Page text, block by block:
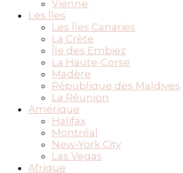
Vienne
Les îles
Les Îles Canaries
La Crète
Île des Embiez
La Haute-Corse
Madère
République des Maldives
La Réunion
Amérique
Halifax
Montréal
New-York City
Las Vegas
Afrique